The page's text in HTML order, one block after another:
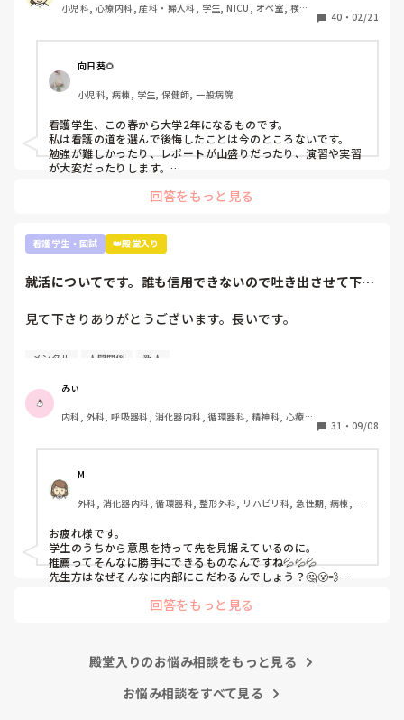
むしろ、実習で嫌な思いをもし実習先のせいでしたのなら、全
私は看護師に向いてる人は、人の話を聞いて自分の中で整理し
アウトプットできる人だと思います。主様が向いているかは文
面上では分かりません。少なくとも実習中徹夜するくらい患者
さんのこと、指導されたことを思い勉強しているのは強みだと
思います。いいことです。
これくらいしか言えないです。お役に立てるかわかりません
が…月並みなアドバイスですみません。
小児科, 心療内科, 産科・婦人科, 学生, NICU, オペ室, 検
40 ・ 02/21
向日葵🌻
小児科, 病棟, 学生, 保健師, 一般病院
看護学生、この春から大学2年になるものです。
私は看護の道を選んで後悔したことは今のところないです。
勉強が難しかったり、レポートが山盛りだったり、演習や実習
が大変だったりします。
患者さんの不安なことに寄り添って少しでも解決できたらなっ
て思ってるから😌
会った看護師さんのようになりたいって思って頑張ってます。
が。
自分が看護に向いてる向いてないじゃなくて、看護に携わりた
が…)
も現役看護師さんの意見知りたいです。
回答をもっと見る
看護学生・国試 👑殿堂入り
就活についてです。誰も信用できないので吐き出させて下さ
見て下さりありがとうございます。長いです。
①グループ系列の専門学校に行っています。
に頑張って3年生になったところです。外部の受験を考えて
いることは1年生の時から担任･就職担当の事務に伝えていま
した。
ています。第1志望はB病院です。
①-③を前提として読んで頂きたいです。
インターンシップに行ってから何処に就職したいのか決めた
いという考えが私にあり、気になっている病院(B病院)のイ
ンターンシップに行けたのが8月中旬でした。とてもいい所
で、内部の病院がどれだけ古い考え方で人間関係が終わって
メンタル 人間関係 新人
みぃ
内科, 外科, 呼吸器科, 消化器内科, 循環器科, 精神科, 心療内
棟, 神経内科, 脳神経外科, 消化器外科, 一般病院, 慢性期, 回
31 ・ 09/08
M
外科, 消化器内科, 循環器科, 整形外科, リハビリ科, 急性期, 病棟, 消
お疲れ様です。
学生のうちから意思を持って先を見据えているのに。
推薦ってそんなに勝手にできるものなんですね💦💦💦
先生方はなぜそんなに内部にこだわるんでしょう？🤔😮‍💨
学校には話は通じない気がしますね💦
回答をもっと見る
殿堂入りのお悩み相談をもっと見る
お悩み相談をすべて見る